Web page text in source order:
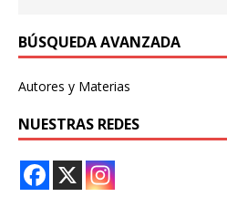
BÚSQUEDA AVANZADA
Autores y Materias
NUESTRAS REDES